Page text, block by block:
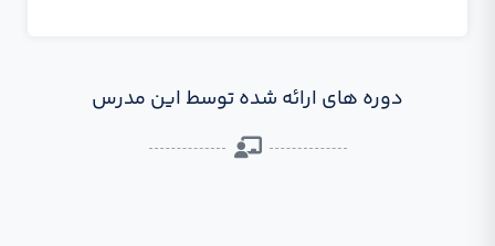
دوره های ارائه شده توسط این مدرس